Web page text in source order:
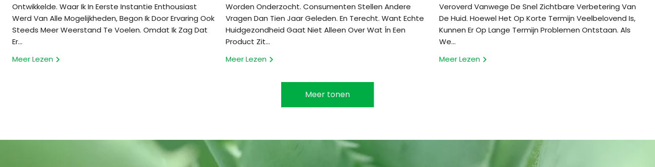
Ontwikkelde. Waar Ik In Eerste Instantie Enthousiast
Werd Van Alle Mogelijkheden, Begon Ik Door Ervaring Ook
Steeds Meer Weerstand Te Voelen. Omdat Ik Zag Dat
Er...
Meer Lezen
Worden Onderzocht. Consumenten Stellen Andere
Vragen Dan Tien Jaar Geleden. En Terecht. Want Echte
Huidgezondheid Gaat Niet Alleen Over Wat Ín Een
Product Zit...
Meer Lezen
Veroverd Vanwege De Snel Zichtbare Verbetering Van
De Huid. Hoewel Het Op Korte Termijn Veelbelovend Is,
Kunnen Er Op Lange Termijn Problemen Ontstaan. Als
We...
Meer Lezen
Meer tonen